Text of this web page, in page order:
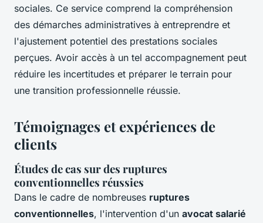
sociales. Ce service comprend la compréhension
des démarches administratives à entreprendre et
l'ajustement potentiel des prestations sociales
perçues. Avoir accès à un tel accompagnement peut
réduire les incertitudes et préparer le terrain pour
une transition professionnelle réussie.
Témoignages et expériences de
clients
Études de cas sur des ruptures
conventionnelles réussies
Dans le cadre de nombreuses ruptures
conventionnelles, l'intervention d'un avocat salarié